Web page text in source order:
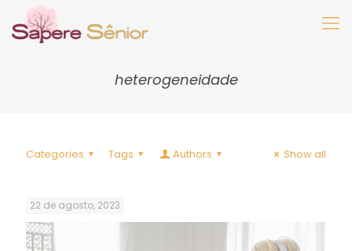
heterogeneidade
Categories Tags Authors Show all
22 de agosto, 2023